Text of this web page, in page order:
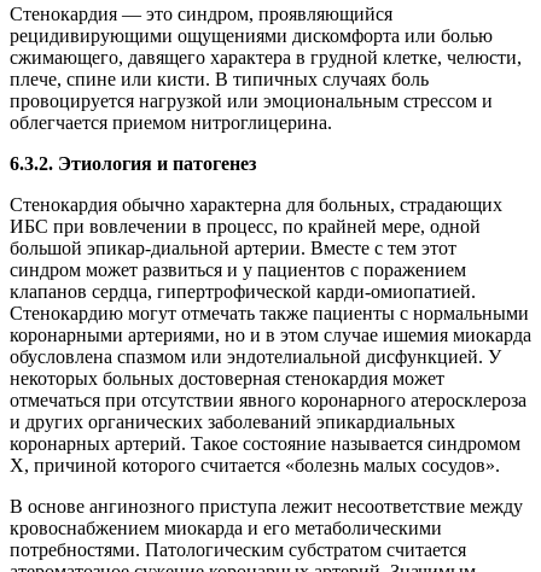
Стенокардия — это синдром, проявляющийся
рецидивирующими ощущениями дискомфорта или болью
сжимающего, давящего характера в грудной клетке, челюсти,
плече, спине или кисти. В типичных случаях боль
провоцируется нагрузкой или эмоциональным стрессом и
облегчается приемом нитроглицерина.
6.3.2. Этиология и патогенез
Стенокардия обычно характерна для больных, страдающих
ИБС при вовлечении в процесс, по крайней мере, одной
большой эпикар-диальной артерии. Вместе с тем этот
синдром может развиться и у пациентов с поражением
клапанов сердца, гипертрофической карди-омиопатией.
Стенокардию могут отмечать также пациенты с нормальными
коронарными артериями, но и в этом случае ишемия миокарда
обусловлена спазмом или эндотелиальной дисфункцией. У
некоторых больных достоверная стенокардия может
отмечаться при отсутствии явного коронарного атеросклероза
и других органических заболеваний эпикардиальных
коронарных артерий. Такое состояние называется синдромом
X, причиной которого считается «болезнь малых сосудов».
В основе ангинозного приступа лежит несоответствие между
кровоснабжением миокарда и его метаболическими
потребностями. Патологическим субстратом считается